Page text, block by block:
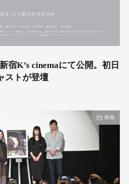
宿K’s cinemaにて公開。初日
ストが登壇
映画